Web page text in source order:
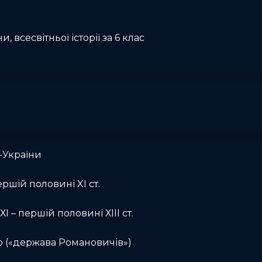
всесвітньої історії за 6 клас
половині XI ст.
– першій половині ХІІІ ст.
(«держава Романовичів»)